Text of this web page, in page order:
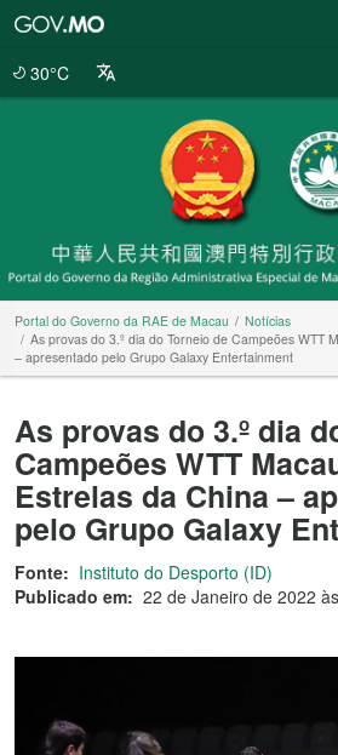
30°C
Portal do Governo da RAE de Macau
Notícias
As provas do 3.º dia do Torneio de Campeões WTT
– apresentado pelo Grupo Galaxy Entertainment
As provas do 3.º dia
Campeões WTT
Estrelas da China –
pelo Grupo Galaxy
Fonte: Instituto do Desporto (ID)
Publicado em: 22 de Janeiro de 2022